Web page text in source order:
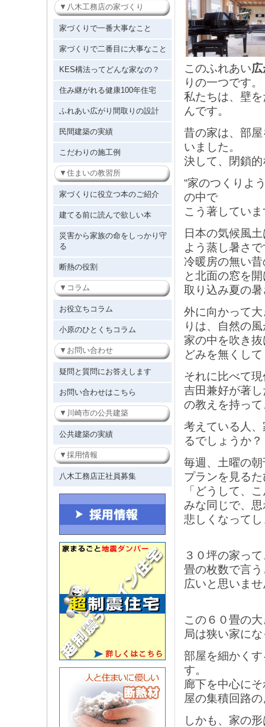
八木工務店の家づくり
家づくりで一番大事なこと
家づくりで二番目に大事なこと
KES構法ってどんな家なの？
住み継がれる健康100年住宅
ふれあい広がり間取りの設計
民間建築の実績
こだわりの施工例
住まいの教習所
家づくりに役立つ本のご紹介
建てる前に読んで欲しい本
災害から家族の命をしっかり守
る
断熱の役割
コラム
お役立ちコラム
小原のひとくちコラム
お問い合わせ
疑問と質問にお答えします
お問い合わせはこちら
川崎市の公共建築
公共建築の実績
採用情報
八木工務店正社員募集
このふれあい
りの一つです。
私たちは、壁
んです。
昔の家は、部
いました。
決して、閉鎖
“家のつくりよ
の中で
こう著してい
日本の気候風
よう蒸し暑さ
冷暖房の無い
と北面の窓を
取り込み
外に向かって
りは、自然の
家の中を吹き
どみを無くし
それに比べて
吉田兼好が著
の教えを持っ
考えている人
るでしょうか？
毎週、土曜の
プランを見る
「どうして、
みな同じで、
悲しくなって
３０坪の家っ
畳の枚数で言
広いと思いま
この６０畳の
局は狭い家に
部屋を細かく
す。
廊下を中心に
屋の集積回路
しかも、家の